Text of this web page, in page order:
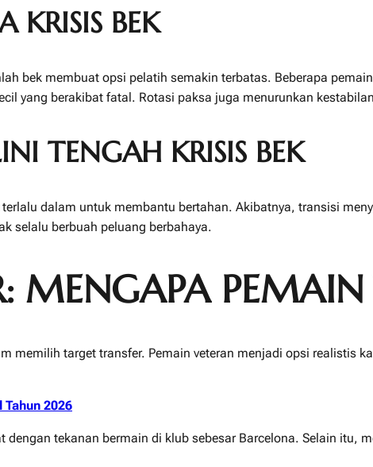
KRISIS BEK
bek membuat opsi pelatih semakin terbatas. Beberapa
yang berakibat fatal. Rotasi paksa juga menurunkan
TENGAH KRISIS BEK
dalam untuk membantu bertahan. Akibatnya, transisi
selalu berbuah peluang berbahaya.
MENGAPA PEMAIN
memilih target transfer. Pemain veteran menjadi opsi realistis
2026
tekanan bermain di klub sebesar Barcelona. Selain itu,